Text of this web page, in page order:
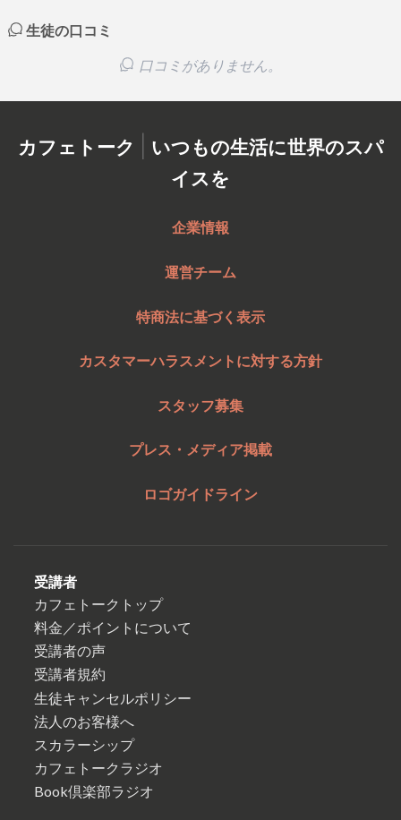
生徒の口コミ
口コミがありません。
カフェトーク | いつもの生活に世界のスパ
イスを
企業情報
運営チーム
特商法に基づく表示
カスタマーハラスメントに対する方針
スタッフ募集
プレス・メディア掲載
ロゴガイドライン
受講者
カフェトークトップ
料金／ポイントについて
受講者の声
受講者規約
生徒キャンセルポリシー
法人のお客様へ
スカラーシップ
カフェトークラジオ
Book倶楽部ラジオ